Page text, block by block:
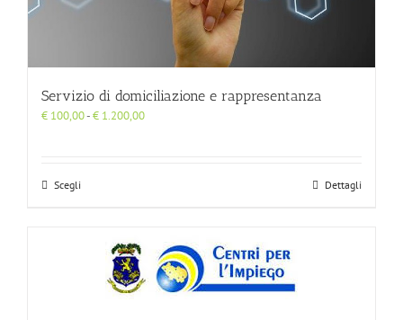
Servizio di domiciliazione e rappresentanza
€ 100,00-€ 1.200,00Fascia
Scegli Dettagli